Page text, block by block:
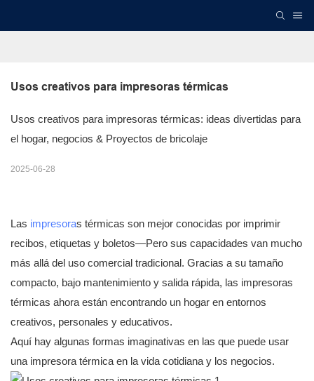
Usos creativos para impresoras térmicas
Usos creativos para impresoras térmicas: ideas divertidas para
el hogar, negocios & Proyectos de bricolaje
2025-06-28
Las impresoras térmicas son mejor conocidas por imprimir
recibos, etiquetas y boletos—Pero sus capacidades van mucho
más allá del uso comercial tradicional. Gracias a su tamaño
compacto, bajo mantenimiento y salida rápida, las impresoras
térmicas ahora están encontrando un hogar en entornos
creativos, personales y educativos.
Aquí hay algunas formas imaginativas en las que puede usar
una impresora térmica en la vida cotidiana y los negocios.